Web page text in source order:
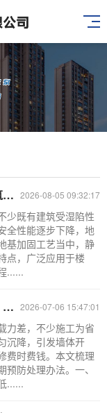
2026-08-05 09:32:17
少既有建筑受湿陷性
全性能逐步下降，地
基加固工艺当中，静
点，广泛应用于楼
......
2026-07-06 15:47:01
力差，不少施工为省
沉降，引发墙体开
费时费钱。本文梳理
防处理办法。一、
......